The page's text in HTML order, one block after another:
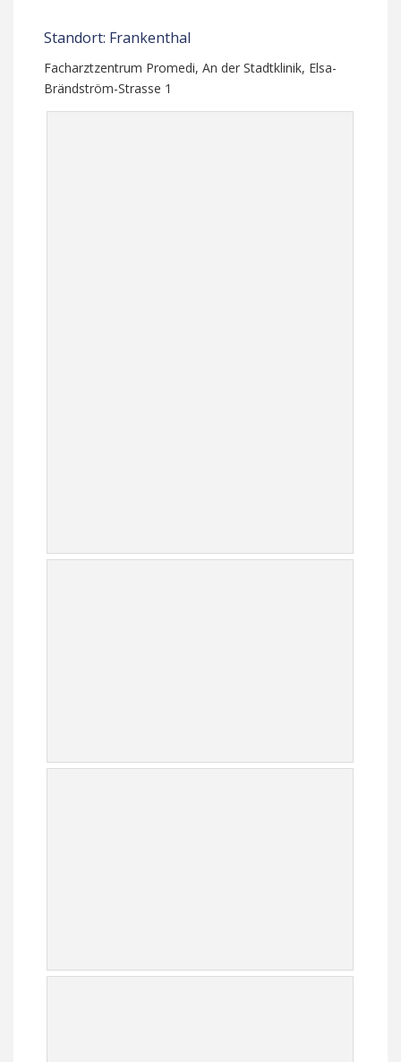
Standort: Frankenthal
Facharztzentrum Promedi, An der Stadtklinik, Elsa-
Brändström-Strasse 1